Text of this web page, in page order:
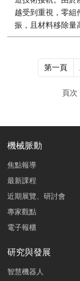
越受到重視，零組
振，且材料移除量
一套製程解析與高
內產業一套有系
製造產業受現於
第一頁
頁次
機械脈動
焦點報導
最新課程
近期展覽、研討會
專家觀點
電子報櫃
研究與發展
智慧機器人